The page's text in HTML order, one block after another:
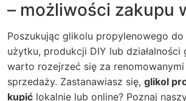
– możliwości zakupu
Poszukując glikolu propylenowego
użytku, produkcji DIY lub działalności
warto rozejrzeć się za renomowanymi
sprzedaży. Zastanawiasz się, glikol
kupić lokalnie lub online? Poznaj